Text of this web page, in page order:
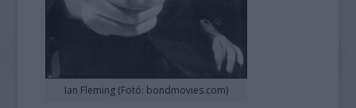
Ian Fleming (Fotó: bondmovies.com)